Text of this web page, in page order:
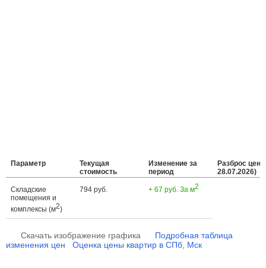
Параметр
Текущая
стоимость
Изменение за
период
Разброс цен
28.07.2026)
Складские
помещения и
комплексы (м2)
794 руб. + 67 руб. За м2
Скачать изображение графика
Подробная таблица
изменения цен
Оценка цены квартир в СПб, Мск